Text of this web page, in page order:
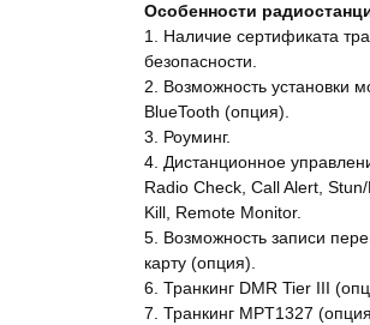
Особенности
1. Наличие сертификата
безопасности.
2. Возможность установки
BlueTooth (опция).
3. Роуминг.
4. Дистанционное
Radio Check, Call Alert,
Kill, Remote Monitor.
5. Возможность записи
карту (опция).
6. Транкинг DMR Tier III
7. Транкинг MPT1327